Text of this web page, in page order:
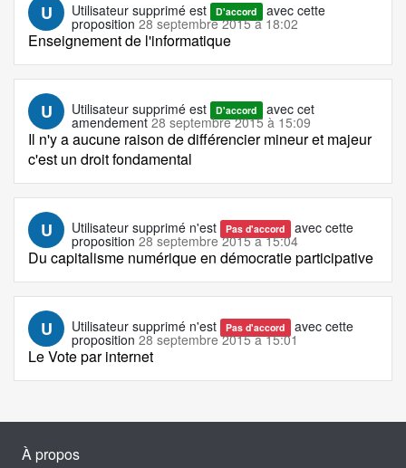
U Utilisateur supprimé est D'accord avec cette
proposition 28 septembre 2015 à 18:02
Enseignement de l'informatique
U Utilisateur supprimé est D'accord avec cet
amendement 28 septembre 2015 à 15:09
Il n'y a aucune raison de différencier mineur et majeur
c'est un droit fondamental
U Utilisateur supprimé n'est Pas d'accord avec cette
proposition 28 septembre 2015 à 15:04
Du capitalisme numérique en démocratie participative
U Utilisateur supprimé n'est Pas d'accord avec cette
proposition 28 septembre 2015 à 15:01
Le Vote par internet
À propos